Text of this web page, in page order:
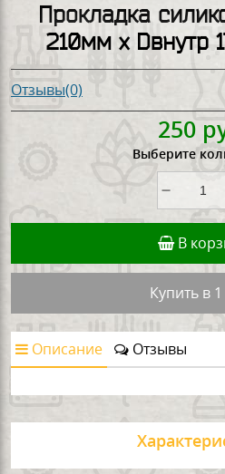
Прокладка
210мм х Dвнутр
Отзывы(0)
250
Выберите
В
Купить в
Описание Отзывы